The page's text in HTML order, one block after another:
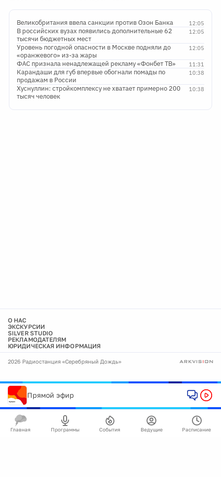
12:05
Великобритания ввела санкции против Озон Банка
12:05
В российских вузах появились дополнительные 62
тысячи бюджетных мест
12:05
Уровень погодной опасности в Москве подняли до
«оранжевого» из-за жары
11:31
ФАС признала ненадлежащей рекламу «Фонбет ТВ»
10:38
Карандаши для губ впервые обогнали помады по
продажам в России
10:38
Хуснуллин: стройкомплексу не хватает примерно 200
тысяч человек
О НАС
ЭКСКУРСИИ
SILVER STUDIO
РЕКЛАМОДАТЕЛЯМ
ЮРИДИЧЕСКАЯ ИНФОРМАЦИЯ
2026 Радиостанция «Серебряный Дождь»
Прямой эфир
Главная Программы События Ведущие Расписание